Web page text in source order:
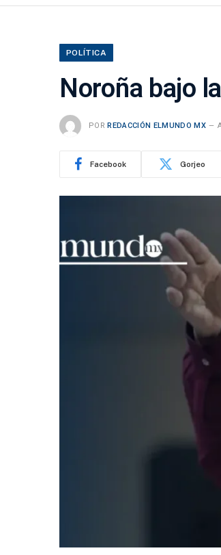
POLÍTICA
Noroña bajo
POR REDACCIÓN ELMUNDO MX
Facebook Gorjeo